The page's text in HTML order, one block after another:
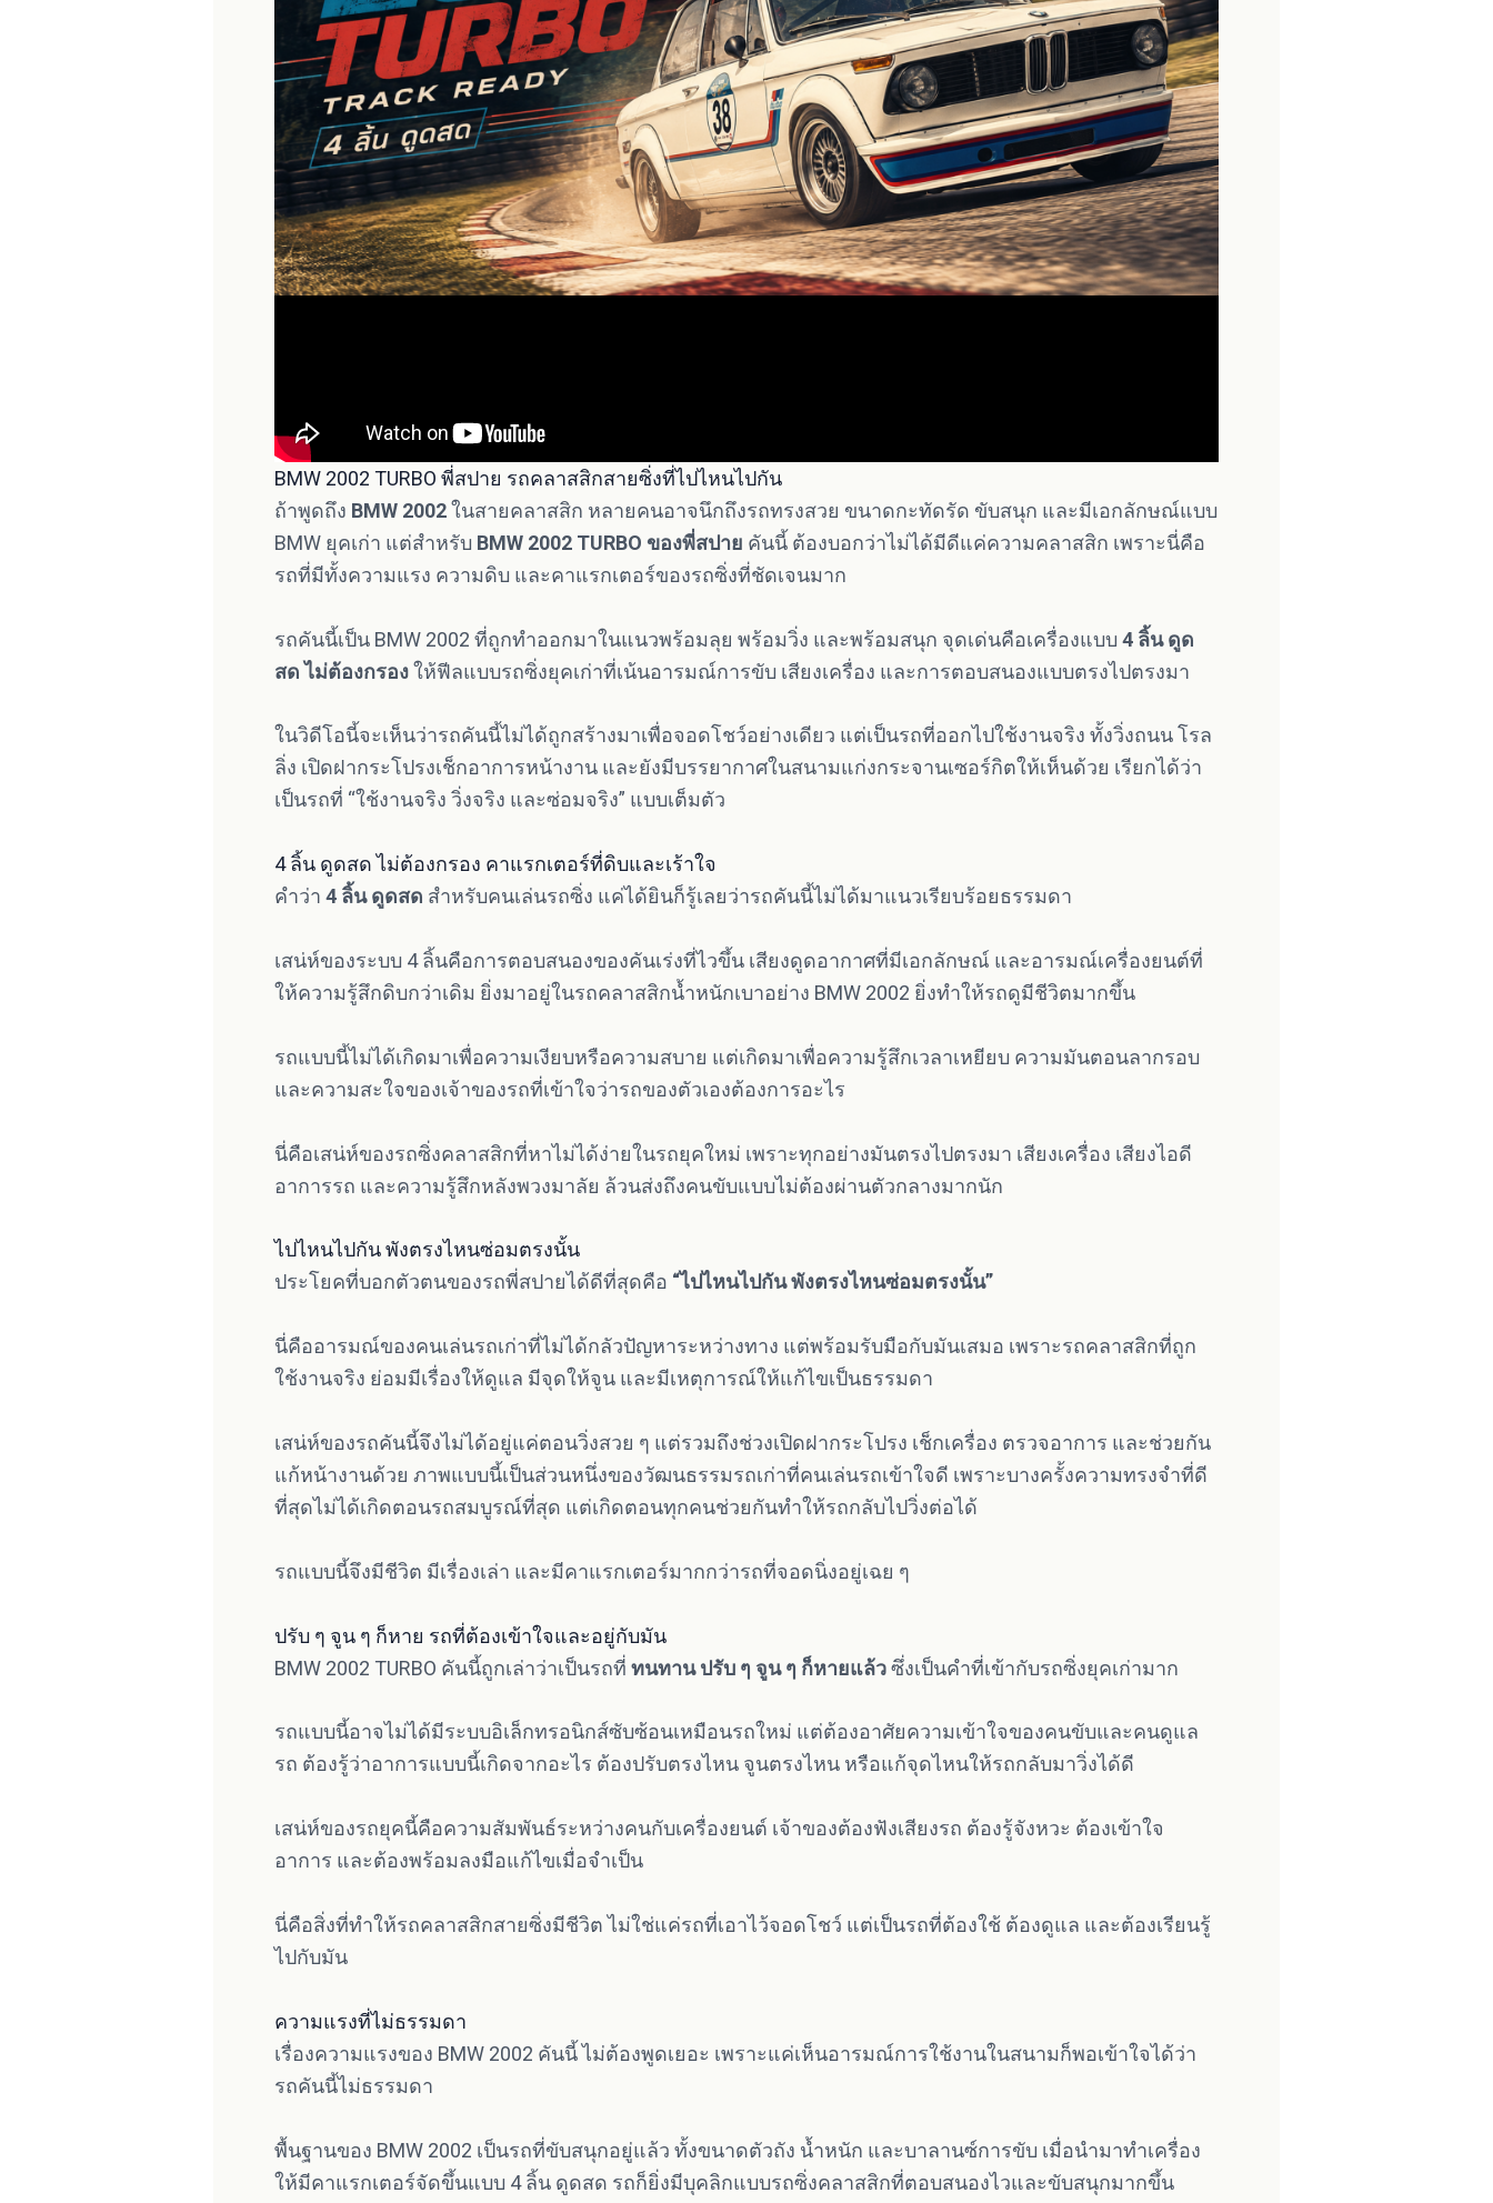
BMW 2002 TURBO พี่สปาย รถคลาสสิกสายซิ่งที่ไปไหนไปกัน
ถ้าพูดถึง BMW 2002ในสายคลาสสิก หลายคนอาจนึกถึงรถทรงสวย ขนาดกะทัดรัด ขับสนุก และมีเอกลักษณ์แบบ
BMW ยุคเก่า แต่สำหรับ BMW 2002 TURBO ของพี่สปาย คันนี้ ต้องบอกว่าไม่ได้มีดีแค่ความคลาสสิก เพราะนี่คือ
รถที่มีทั้งความแรง ความดิบ และคาแรกเตอร์ของรถซิ่งที่ชัดเจนมาก
รถคันนี้เป็น BMW 2002 ที่ถูกทำออกมาในแนวพร้อมลุย พร้อมวิ่ง และพร้อมสนุก จุดเด่นคือเครื่องแบบ 4 ลิ้น ดูด
สด ไม่ต้องกรองให้ฟีลแบบรถซิ่งยุคเก่าที่เน้นอารมณ์การขับ เสียงเครื่อง และการตอบสนองแบบตรงไปตรงมา
ในวิดีโอนี้จะเห็นว่ารถคันนี้ไม่ได้ถูกสร้างมาเพื่อจอดโชว์อย่างเดียว แต่เป็นรถที่ออกไปใช้งานจริง ทั้งวิ่งถนน โรล
ลิ่ง เปิดฝากระโปรงเช็กอาการหน้างาน และยังมีบรรยากาศในสนามแก่งกระจานเซอร์กิตให้เห็นด้วย เรียกได้ว่า
เป็นรถที่ “ใช้งานจริง วิ่งจริง และซ่อมจริง” แบบเต็มตัว
4 ลิ้น ดูดสด ไม่ต้องกรอง คาแรกเตอร์ที่ดิบและเร้าใจ
คำว่า 4 ลิ้น ดูดสด สำหรับคนเล่นรถซิ่ง แค่ได้ยินก็รู้เลยว่ารถคันนี้ไม่ได้มาแนวเรียบร้อยธรรมดา
เสน่ห์ของระบบ 4 ลิ้นคือการตอบสนองของคันเร่งที่ไวขึ้น เสียงดูดอากาศที่มีเอกลักษณ์ และอารมณ์เครื่องยนต์ที่
ให้ความรู้สึกดิบกว่าเดิม ยิ่งมาอยู่ในรถคลาสสิกน้ำหนักเบาอย่าง BMW 2002 ยิ่งทำให้รถดูมีชีวิตมากขึ้น
รถแบบนี้ไม่ได้เกิดมาเพื่อความเงียบหรือความสบาย แต่เกิดมาเพื่อความรู้สึกเวลาเหยียบ ความมันตอนลากรอบ
และความสะใจของเจ้าของรถที่เข้าใจว่ารถของตัวเองต้องการอะไร
นี่คือเสน่ห์ของรถซิ่งคลาสสิกที่หาไม่ได้ง่ายในรถยุคใหม่ เพราะทุกอย่างมันตรงไปตรงมา เสียงเครื่อง เสียงไอดี
อาการรถ และความรู้สึกหลังพวงมาลัย ล้วนส่งถึงคนขับแบบไม่ต้องผ่านตัวกลางมากนัก
ไปไหนไปกัน พังตรงไหนซ่อมตรงนั้น
ประโยคที่บอกตัวตนของรถพี่สปายได้ดีที่สุดคือ “ไปไหนไปกัน พังตรงไหนซ่อมตรงนั้น”
นี่คืออารมณ์ของคนเล่นรถเก่าที่ไม่ได้กลัวปัญหาระหว่างทาง แต่พร้อมรับมือกับมันเสมอ เพราะรถคลาสสิกที่ถูก
ใช้งานจริง ย่อมมีเรื่องให้ดูแล มีจุดให้จูน และมีเหตุการณ์ให้แก้ไขเป็นธรรมดา
เสน่ห์ของรถคันนี้จึงไม่ได้อยู่แค่ตอนวิ่งสวย ๆ แต่รวมถึงช่วงเปิดฝากระโปรง เช็กเครื่อง ตรวจอาการ และช่วยกัน
แก้หน้างานด้วย ภาพแบบนี้เป็นส่วนหนึ่งของวัฒนธรรมรถเก่าที่คนเล่นรถเข้าใจดี เพราะบางครั้งความทรงจำที่ดี
ที่สุดไม่ได้เกิดตอนรถสมบูรณ์ที่สุด แต่เกิดตอนทุกคนช่วยกันทำให้รถกลับไปวิ่งต่อได้
รถแบบนี้จึงมีชีวิต มีเรื่องเล่า และมีคาแรกเตอร์มากกว่ารถที่จอดนิ่งอยู่เฉย ๆ
ปรับ ๆ จูน ๆ ก็หาย รถที่ต้องเข้าใจและอยู่กับมัน
BMW 2002 TURBO คันนี้ถูกเล่าว่าเป็นรถที่ ทนทาน ปรับ ๆ จูน ๆ ก็หายแล้วซึ่งเป็นคำที่เข้ากับรถซิ่งยุคเก่ามาก
รถแบบนี้อาจไม่ได้มีระบบอิเล็กทรอนิกส์ซับซ้อนเหมือนรถใหม่ แต่ต้องอาศัยความเข้าใจของคนขับและคนดูแล
รถ ต้องรู้ว่าอาการแบบนี้เกิดจากอะไร ต้องปรับตรงไหน จูนตรงไหน หรือแก้จุดไหนให้รถกลับมาวิ่งได้ดี
เสน่ห์ของรถยุคนี้คือความสัมพันธ์ระหว่างคนกับเครื่องยนต์ เจ้าของต้องฟังเสียงรถ ต้องรู้จังหวะ ต้องเข้าใจ
อาการ และต้องพร้อมลงมือแก้ไขเมื่อจำเป็น
นี่คือสิ่งที่ทำให้รถคลาสสิกสายซิ่งมีชีวิต ไม่ใช่แค่รถที่เอาไว้จอดโชว์ แต่เป็นรถที่ต้องใช้ ต้องดูแล และต้องเรียนรู้
ไปกับมัน
ความแรงที่ไม่ธรรมดา
เรื่องความแรงของ BMW 2002 คันนี้ ไม่ต้องพูดเยอะ เพราะแค่เห็นอารมณ์การใช้งานในสนามก็พอเข้าใจได้ว่า
รถคันนี้ไม่ธรรมดา
พื้นฐานของ BMW 2002 เป็นรถที่ขับสนุกอยู่แล้ว ทั้งขนาดตัวถัง น้ำหนัก และบาลานซ์การขับ เมื่อนำมาทำเครื่อง
ให้มีคาแรกเตอร์จัดขึ้นแบบ 4 ลิ้น ดูดสด รถก็ยิ่งมีบุคลิกแบบรถซิ่งคลาสสิกที่ตอบสนองไวและขับสนุกมากขึ้น